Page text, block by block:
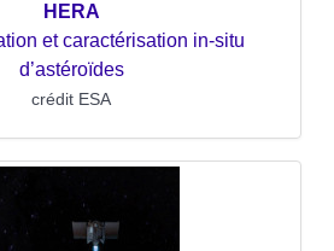
HERA
et caractérisation in-situ
d’astéroïdes
crédit ESA